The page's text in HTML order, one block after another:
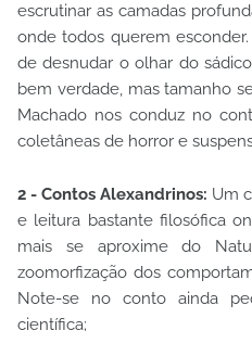
escrutinar as camadas
onde todos querem
de desnudar o olhar do
bem verdade, mas tamanho
Machado nos conduz no
coletâneas de horror e
2 - Contos Alexandrinos: Um
e leitura bastante filosófica
mais se aproxime do
zoomorfização dos
Note-se no conto ainda
científica;